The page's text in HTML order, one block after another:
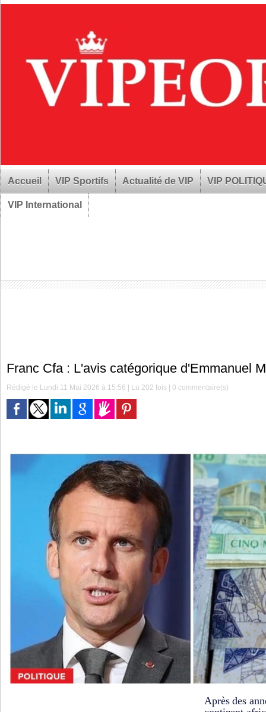
Accueil VIP Sportifs Actualité de VIP VIP
VIP International
Franc Cfa : L'avis catégorique d'Emmanuel
Rédigé le Lundi 11 Mai 2026 à 15:56 | Lu 202 fois |0 commentaire(s)
Après des